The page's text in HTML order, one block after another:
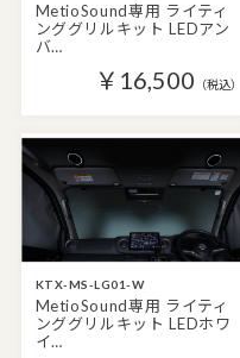
MetioSound専用 ライティ
ンググリルキット LEDアン
バ…
￥16,500 （税込）
KTX-MS-LG01-W
MetioSound専用 ライティ
ンググリルキット LEDホワ
イ…